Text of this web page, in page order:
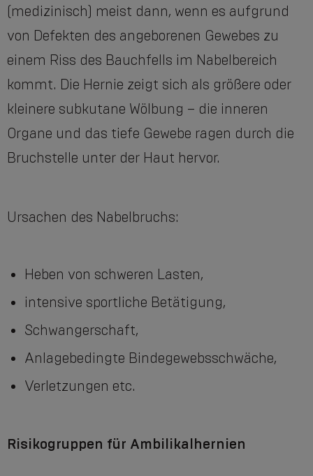
(medizinisch) meist dann, wenn es aufgrund
von Defekten des angeborenen Gewebes zu
einem Riss des Bauchfells im Nabelbereich
kommt. Die Hernie zeigt sich als größere oder
kleinere subkutane Wölbung – die inneren
Organe und das tiefe Gewebe ragen durch die
Bruchstelle unter der Haut hervor.
Ursachen des Nabelbruchs:
Heben von schweren Lasten,
intensive sportliche Betätigung,
Schwangerschaft,
Anlagebedingte Bindegewebsschwäche,
Verletzungen etc.
Risikogruppen für Ambilikalhernien